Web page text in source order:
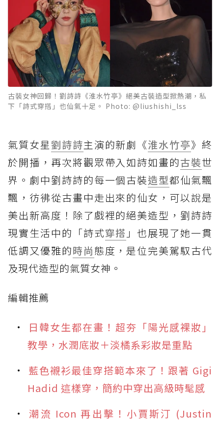
古裝女神回歸！劉詩詩《淮水竹亭》絕美古裝造型掀熱潮，私
下「詩式穿搭」也仙氣十足。 Photo: @liushishi_lss
氣質女星 劉詩詩主演的新劇《淮水竹亭》終
於開播，再次將觀眾帶入如詩如畫的古裝世
界。劇中劉詩詩的每一個古裝造型都仙氣飄
飄，彷彿從古畫中走出來的仙女，可以說是
美出新高度！除了戲裡的絕美造型，劉詩詩
現實生活中的「詩式穿搭 」也展現了她一貫
低調又優雅的時尚態度，是位完美駕馭古代
及現代造型的氣質女神。
編輯推薦
日韓女生都在畫！超夯「陽光感裸妝」
教學，水潤底妝＋淡橘系彩妝是重點
藍色襯衫最佳穿搭範本來了！跟著 Gigi
Hadid 這樣穿，簡約中穿出高級時髦感
潮流 Icon 再出擊！小賈斯汀 (Justin